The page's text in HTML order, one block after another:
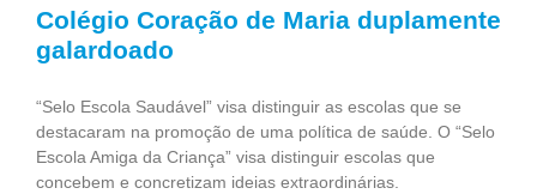
Colégio Coração de Maria duplamente
galardoado
“Selo Escola Saudável” visa distinguir as escolas que se
destacaram na promoção de uma política de saúde. O “Selo
Escola Amiga da Criança” visa distinguir escolas que
concebem e concretizam ideias extraordinárias.